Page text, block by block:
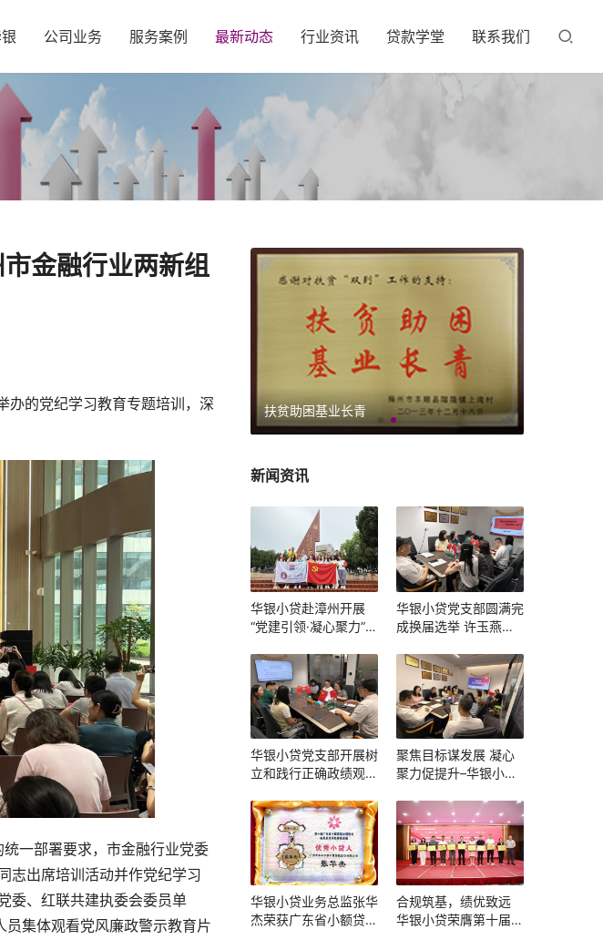
公司业务 服务案例 最新动态 行业资讯 贷款学堂 联系我们
金融行业两新组
志出席培训活动并作党纪学习
委、红联共建执委会委员单
集体观看党风廉政警示教育片
扶贫助困基业长青 诚信公约会员单位
新闻资讯
华银小贷赴漳州开展
“党建引领·凝心聚力”主
华银小贷党支部圆满完
成换届选举 许玉燕当
华银小贷党支部开展树
立和践行正确政绩观学
生活会
聚焦目标谋发展 凝心
聚力促提升–华银小贷
职会
华银小贷业务总监张华
杰荣获广东省小额贷款
合规筑基，绩优致远
华银小贷荣膺第十届广